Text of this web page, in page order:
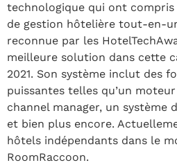
technologique qui ont compris
de gestion hôtelière tout-en-
reconnue par les
meilleure solution dans cette
2021. Son système inclut des
puissantes telles qu’un
channel manager, un système
et bien plus encore.
hôtels indépendants dans le
RoomRaccoon.